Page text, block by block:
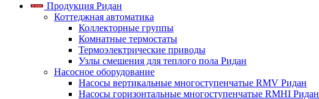
Продукция Ридан
Коттеджная автоматика
Коллекторные группы
Комнатные термостаты
Термоэлектрические приводы
Узлы смешения для теплого пола Ридан
Насосное оборудование
Насосы вертикальные многоступенчатые RMV Ридан
Насосы горизонтальные многоступенчатые RMHI Ридан